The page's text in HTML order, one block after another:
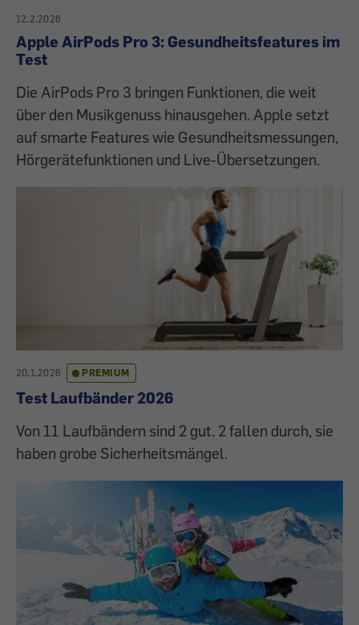
12.2.2026
Apple AirPods Pro 3: Gesundheitsfeatures im
Test
Die AirPods Pro 3 bringen Funktionen, die weit
über den Musikgenuss hinausgehen. Apple setzt
auf smarte Features wie Gesundheitsmessungen,
Hörgerätefunktionen und Live-Übersetzungen.
20.1.2026 PREMIUM
Test Laufbänder 2026
Von 11 Laufbändern sind 2 gut. 2 fallen durch, sie
haben grobe Sicherheitsmängel.